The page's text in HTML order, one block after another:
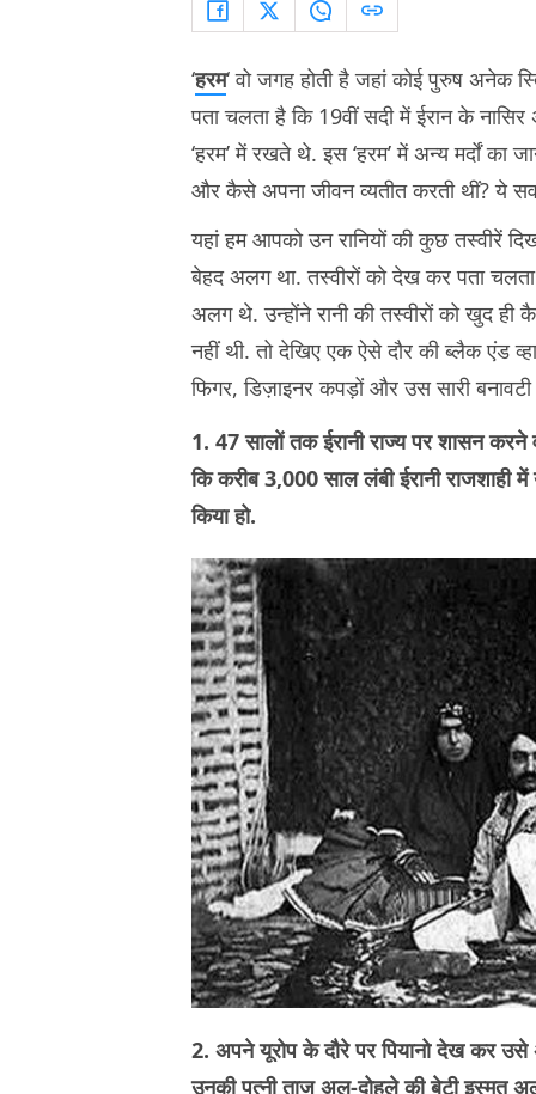
‘हरम‘ वो जगह होती है जहां कोई पुरुष अनेक
पता चलता है कि 19वीं सदी में ईरान के
‘हरम’ में रखते थे. इस ‘हरम’ में अन्य मर्दों का
और कैसे अपना जीवन व्यतीत करती थीं? ये
यहां हम आपको उन रानियों की कुछ तस्वीरें
बेहद अलग था. तस्वीरों को देख कर पता
अलग थे. उन्होंने रानी की तस्वीरों को खुद
नहीं थी. तो देखिए एक ऐसे दौर की ब्लैक एंड
फिगर, डिज़ाइनर कपड़ों और उस सारी
1. 47 सालों तक ईरानी राज्य पर शासन
कि करीब 3,000 साल लंबी ईरानी राजशाही
किया हो.
2. अपने यूरोप के दौरे पर पियानो देख कर उसे
उनकी पत्नी ताज अल-दोहले की बेटी इस्मत